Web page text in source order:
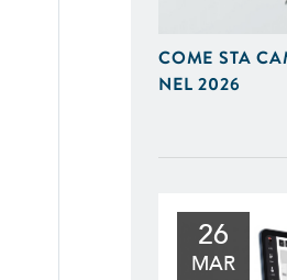
COME STA
NEL 2026
26
MAR
di Social Media Marketing. Ideiamo
ADS Facebook, Instagram e
e Posizionare il Tuo Sito Web
Pagina di Google. Scopri Come